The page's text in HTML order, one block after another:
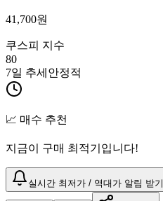
41,700원
쿠스피 지수
80
7일 추세 안정적
📈 매수 추천
지금이 구매 최적기입니다!
실시간 최저가 / 역대가 알림 받기